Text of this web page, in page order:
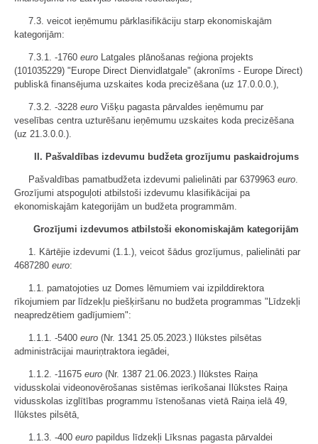
7.3. veicot ieņēmumu pārklasifikāciju starp ekonomiskajām
kategorijām:
7.3.1. -1760 euro Latgales plānošanas reģiona projekts
(101035229) "Europe Direct Dienvidlatgale" (akronīms - Europe Direct)
publiskā finansējuma uzskaites koda precizēšana (uz 17.0.0.0.),
7.3.2. -3228 euro Višķu pagasta pārvaldes ieņēmumu par
veselības centra uzturēšanu ieņēmumu uzskaites koda precizēšana
(uz 21.3.0.0.).
II. Pašvaldības izdevumu budžeta grozījumu paskaidrojums
Pašvaldības pamatbudžeta izdevumi palielināti par 6379963 euro
Grozījumi atspoguļoti atbilstoši izdevumu klasifikācijai pa
ekonomiskajām kategorijām un budžeta programmām.
Grozījumi izdevumos atbilstoši ekonomiskajām kategorijām
1. Kārtējie izdevumi (1.1.), veicot šādus grozījumus, palielināti par
4687280 euro:
1.1. pamatojoties uz Domes lēmumiem vai izpilddirektora
rīkojumiem par līdzekļu piešķiršanu no budžeta programmas "Līdzekļi
neapredzētiem gadījumiem":
1.1.1. -5400 euro (Nr. 1341 25.05.2023.) Ilūkstes pilsētas
administrācijai mauriņtraktora iegādei,
1.1.2. -11675 euro (Nr. 1387 21.06.2023.) Ilūkstes Raiņa
vidusskolai videonovērošanas sistēmas ierīkošanai Ilūkstes Raiņa
vidusskolas izglītības programmu īstenošanas vietā Raiņa ielā 49,
Ilūkstes pilsētā,
1.1.3. -400 euro papildus līdzekļi Līksnas pagasta pārvaldei